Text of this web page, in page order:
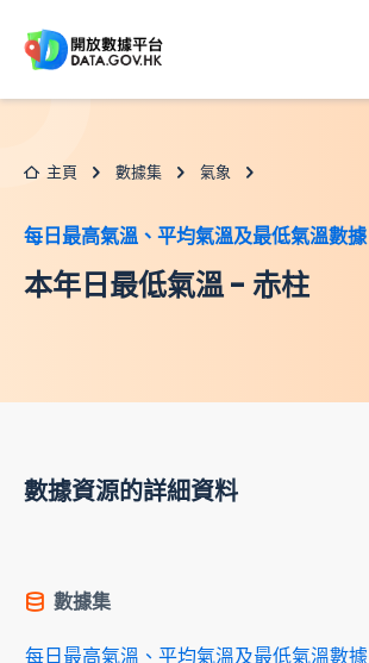
主頁 數據集 氣象
每日最高氣溫、平均氣溫及最低氣溫數據
本年日最低氣溫 - 赤柱
數據資源的詳細資料
數據集
每日最高氣溫、平均氣溫及最低氣溫數據